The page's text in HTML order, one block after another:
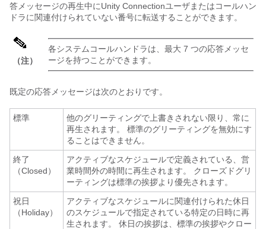
答メッセージの再生中にUnity Connectionユーザまたはコールハン
ドラに関連付けられていない番号に転送することができます。
（注）
各システムコールハンドラは、最大 7 つの応答メッセ
ージを持つことができます。
既定の応答メッセージは次のとおりです。
標準
他のグリーティングで上書きされない限り、常に
再生されます。 標準のグリーティングを無効にす
ることはできません。
終了
（Closed）
アクティブなスケジュールで定義されている、営
業時間外の時間に再生されます。 クローズドグリ
ーティングは標準の挨拶より優先されます。
祝日
（Holiday）
アクティブなスケジュールに関連付けられた休日
のスケジュールで指定されている特定の日時に再
生されます。 休日の挨拶は、標準の挨拶やクロー